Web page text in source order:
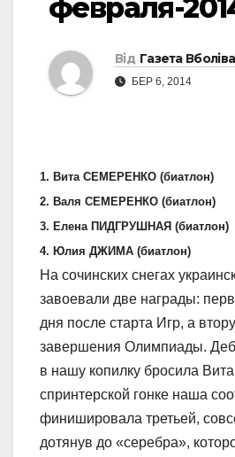
февраля-
Від Газета
БЕР 6, 2014
1. Вита СЕМЕРЕНКО (биатлон)
2. Валя СЕМЕРЕНКО (биатлон)
3. Елена ПИДГРУШНАЯ (биатлон)
4. Юлия ДЖИМА (биатлон)
На сочинских снегах
завоевали две награды:
дня после старта Игр, а
завершения Олимпиады.
в нашу копилку бросила
спринтерской гонке наша
финишировала третьей,
дотянув до «серебра»,